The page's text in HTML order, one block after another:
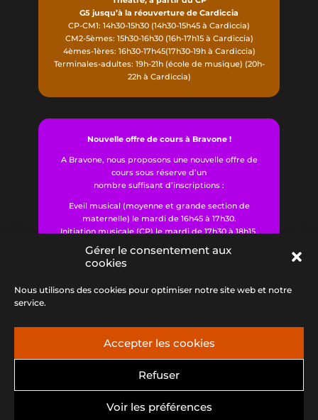
Gérer le consentement aux
cookies
Nous utilisons des cookies pour optimiser notre site web et notre
service.
Accepter les cookies
Refuser
Voir les préférences
G5 jusqu’à la réouverture de Cardiccia
CP-CM1: 14h30-15h30 (14h30-15h45 à Cardiccia)
CM2-5èmes: 15h30-16h30 (16h-17h15 à Cardiccia)
4èmes-1ères: 16h30-17h45(17h30-19h à Cardiccia)
Terminales-adultes: 19h-21h (école de musique) (20h-
22h à Cardiccia)
Nouvelle offre de cours à Bravone !
A Bravone, nous proposons une nouvelle offre de
cours sous réserve d’un
nombre suffisant d’inscriptions :
Eveil musical (moyenne et grande section de
maternelle) le mardi de 16h45 à 17h30.
Initiation musicale (CP) le mardi de 17h30 à 18h15.
Tous les renseignements
animasecretariat2b@gmail.com - Siret : n°39435607500017